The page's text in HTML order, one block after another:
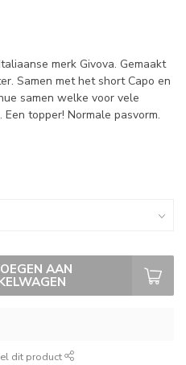
merk Givova. Gemaakt
Samen met het short Capo en
samen welke voor vele
topper! Normale pasvorm.
AAN
dit product